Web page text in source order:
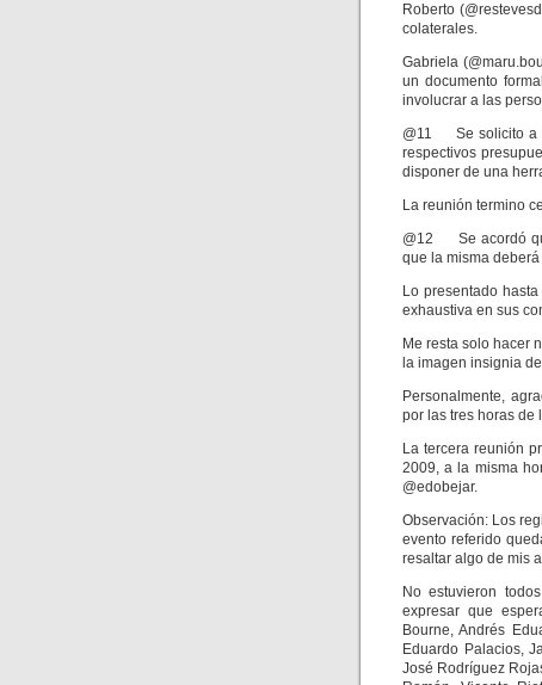
Roberto
colaterales.
Gabriela
un documento
involucrar a las
@11 Se solicito a
respectivos
disponer de una
La reunión termino
@12 Se acordó
que la misma
Lo presentado
exhaustiva en sus
Me resta solo hacer
la imagen insignia
Personalmente,
por las tres horas de
La tercera reunión
2009, a la misma
@edobejar.
Observación: Los
evento referido
resaltar algo de mis
No estuvieron
expresar que
Bourne, Andrés
Eduardo Palacios,
José Rodríguez